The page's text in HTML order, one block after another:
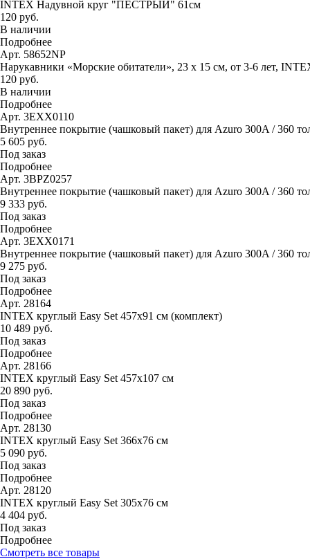
INTEX Надувной круг "ПЁСТРЫЙ" 61см
120 руб.
В наличии
Подробнее
Арт. 58652NP
Нарукавники «Морские обитатели», 23 х 15 см, от 3-6 лет,
120 руб.
В наличии
Подробнее
Арт. 3EXX0110
Внутреннее покрытие (чашковый пакет) для Azuro 300A / 360
5 605 руб.
Под заказ
Подробнее
Арт. 3BPZ0257
Внутреннее покрытие (чашковый пакет) для Azuro 300A / 360
9 333 руб.
Под заказ
Подробнее
Арт. 3EXX0171
Внутреннее покрытие (чашковый пакет) для Azuro 300A / 360
9 275 руб.
Под заказ
Подробнее
Арт. 28164
INTEX круглый Easy Set 457х91 см (комплект)
10 489 руб.
Под заказ
Подробнее
Арт. 28166
INTEX круглый Easy Set 457х107 см
20 890 руб.
Под заказ
Подробнее
Арт. 28130
INTEX круглый Easy Set 366х76 см
5 090 руб.
Под заказ
Подробнее
Арт. 28120
INTEX круглый Easy Set 305х76 см
4 404 руб.
Под заказ
Подробнее
Смотреть все товары